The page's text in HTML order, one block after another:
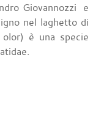
Giovannozzi e
nel laghetto di
è una specie